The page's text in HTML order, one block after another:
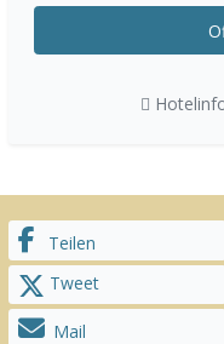
Teilen
Tweet
Mail